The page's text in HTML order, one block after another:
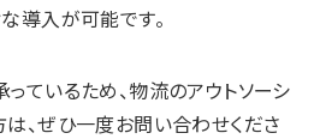
導入が可能です。
ているため、物流のアウトソーシ
、ぜひ一度お問い合わせくださ